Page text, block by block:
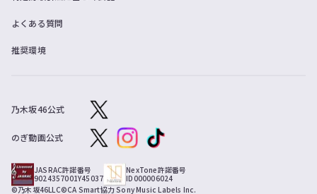
よくある質問
推奨環境
乃木坂46公式
のぎ動画公式
JASRAC許諾番号
9024357001Y45037
NexTone許諾番号
ID000006024
©乃木坂46LLC©CA Smart協力 Sony Music Labels Inc.